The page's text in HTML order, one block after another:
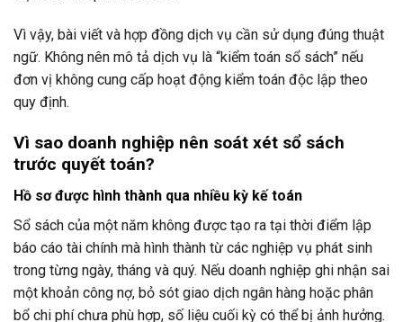
Vì vậy, bài viết và hợp đồng dịch vụ cần sử dụng đúng thuật
ngữ. Không nên mô tả dịch vụ là “kiểm toán sổ sách” nếu
đơn vị không cung cấp hoạt động kiểm toán độc lập theo
quy định.
Vì sao doanh nghiệp nên soát xét sổ sách
trước quyết toán?
Hồ sơ được hình thành qua nhiều kỳ kế toán
Sổ sách của một năm không được tạo ra tại thời điểm lập
báo cáo tài chính mà hình thành từ các nghiệp vụ phát sinh
trong từng ngày, tháng và quý. Nếu doanh nghiệp ghi nhận sai
một khoản công nợ, bỏ sót giao dịch ngân hàng hoặc phân
bổ chi phí chưa phù hợp, số liệu cuối kỳ có thể bị ảnh hưởng.